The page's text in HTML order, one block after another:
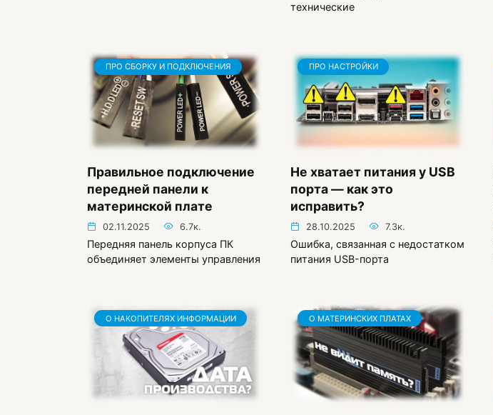
технические
ПРО СБОРКУ И ПОДКЛЮЧЕНИЯ
Правильное подключение
передней панели к
материнской плате
02.11.2025 6.7к.
Передняя панель корпуса ПК
объединяет элементы управления
ПРО НАСТРОЙКИ
Не хватает питания у USB
порта — как это
исправить?
28.10.2025 7.3к.
Ошибка, связанная с недостатком
питания USB-порта
О НАКОПИТЕЛЯХ ИНФОРМАЦИИ О МАТЕРИНСКИХ ПЛАТАХ